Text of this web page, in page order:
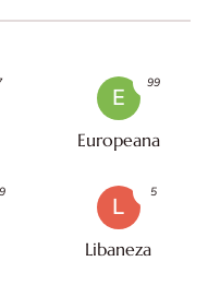
E
Europeana
99
L
Libaneza
5